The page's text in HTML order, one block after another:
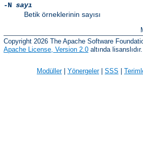
-N sayı
Betik örneklerinin sayısı
Copyright 2026 The Apache Software
Apache License, Version 2.0 altında lisanslıdır.
Modüller| Yönergeler| SSS